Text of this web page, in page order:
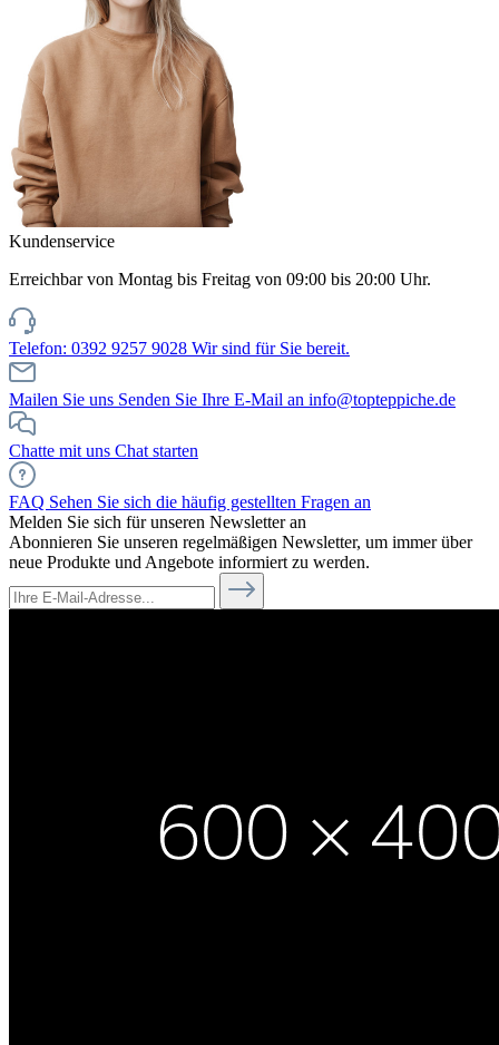
Kundenservice
Erreichbar von Montag bis Freitag von 09:00 bis 20:00 Uhr.
Telefon: 0392 9257 9028 Wir sind für Sie bereit.
Mailen Sie uns Senden Sie Ihre E-Mail an info@topteppiche.de
Chatte mit uns Chat starten
FAQ Sehen Sie sich die häufig gestellten Fragen an
Melden Sie sich für unseren Newsletter an
Abonnieren Sie unseren regelmäßigen Newsletter, um immer über
neue Produkte und Angebote informiert zu werden.